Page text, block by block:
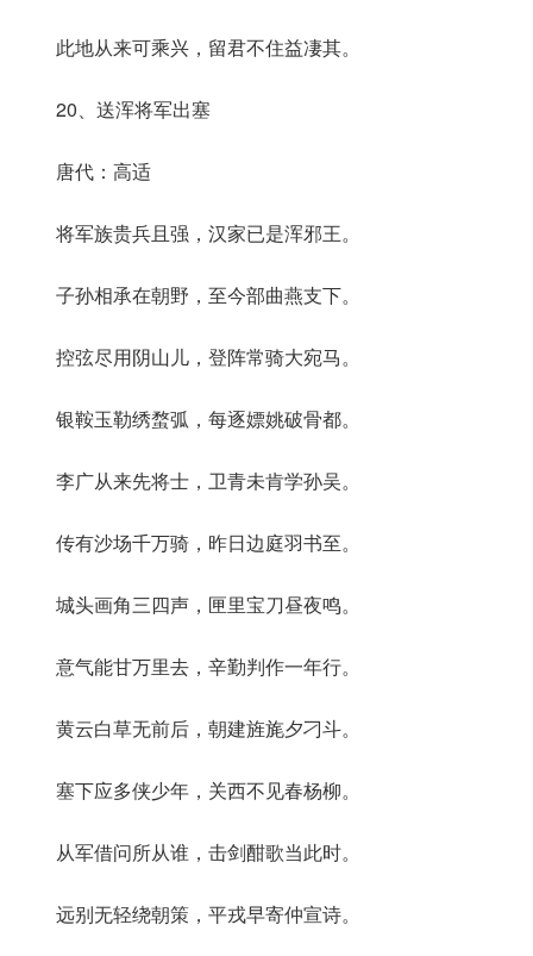
此地从来可乘兴，留君不住益凄其。
20、送浑将军出塞
唐代：高适
将军族贵兵且强，汉家已是浑邪王。
子孙相承在朝野，至今部曲燕支下。
控弦尽用阴山儿，登阵常骑大宛马。
银鞍玉勒绣蝥弧，每逐嫖姚破骨都。
李广从来先将士，卫青未肯学孙吴。
传有沙场千万骑，昨日边庭羽书至。
城头画角三四声，匣里宝刀昼夜鸣。
意气能甘万里去，辛勤判作一年行。
黄云白草无前后，朝建旌旄夕刁斗。
塞下应多侠少年，关西不见春杨柳。
从军借问所从谁，击剑酣歌当此时。
远别无轻绕朝策，平戎早寄仲宣诗。